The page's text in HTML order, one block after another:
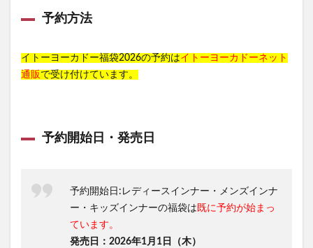
予約方法
イトーヨーカドー福袋2026の予約はイトーヨーカドーネット
通販 で受け付けています。
予約開始日・発売日
予約開始日:レディースインナー・メンズインナ
ー・キッズインナーの福袋は 既に予約が始まっ
ています。
発売日：2026年1月1日（木）